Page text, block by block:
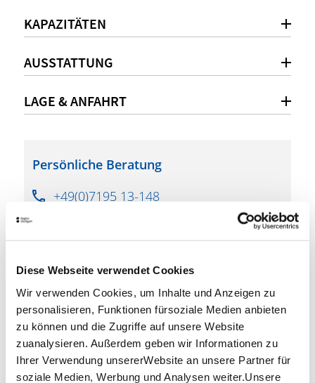
Diese Webseite verwendet Cookies
Wir verwenden Cookies, um Inhalte und Anzeigen zu
personalisieren, Funktionen fürsoziale Medien anbieten
zu können und die Zugriffe auf unsere Website
zuanalysieren. Außerdem geben wir Informationen zu
Ihrer Verwendung unsererWebsite an unsere Partner für
soziale Medien, Werbung und Analysen weiter.Unsere
KAPAZITÄTEN
AUSSTATTUNG
LAGE & ANFAHRT
Persönliche Beratung
+49(0)7195 13-148
WEITEREMPFEHLEN